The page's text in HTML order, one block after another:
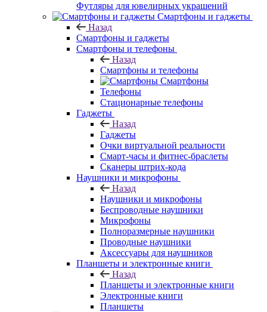
Футляры для ювелирных украшений
Смартфоны и гаджеты
Назад
Смартфоны и гаджеты
Смартфоны и телефоны
Назад
Смартфоны и телефоны
Смартфоны
Телефоны
Стационарные телефоны
Гаджеты
Назад
Гаджеты
Очки виртуальной реальности
Смарт-часы и фитнес-браслеты
Сканеры штрих-кода
Наушники и микрофоны
Назад
Наушники и микрофоны
Беспроводные наушники
Микрофоны
Полноразмерные наушники
Проводные наушники
Аксессуары для наушников
Планшеты и электронные книги
Назад
Планшеты и электронные книги
Электронные книги
Планшеты